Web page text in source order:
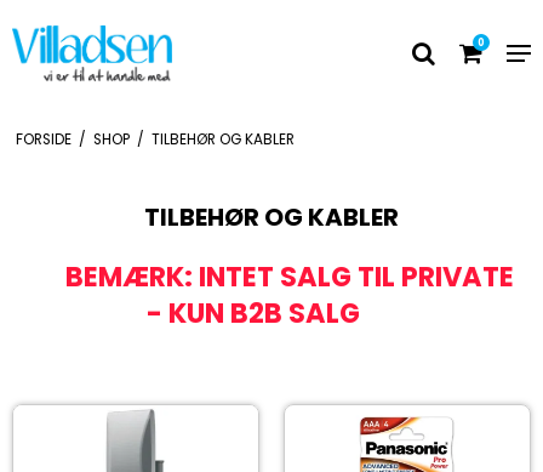
0
FORSIDE / SHOP / TILBEHØR OG KABLER
TILBEHØR OG KABLER
BEMÆRK: INTET SALG TIL PRIVATE
- KUN B2B SALG